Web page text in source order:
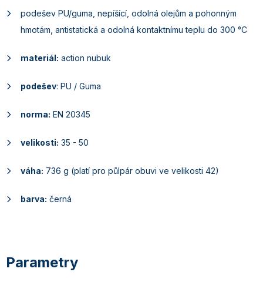
podešev PU/guma, nepíšící, odolná olejům a pohonným
hmotám, antistatická a odolná kontaktnímu teplu do 300 °C
materiál: action nubuk
podešev: PU / Guma
norma: EN 20345
velikosti: 35 - 50
váha: 736 g (platí pro půlpár obuvi ve velikosti 42)
barva: černá